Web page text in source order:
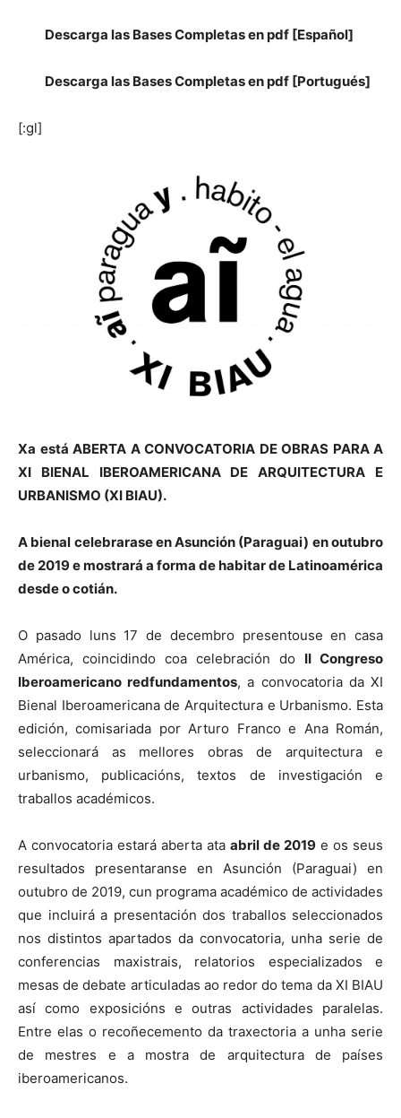
Descarga las Bases Completas en pdf [Español]
Descarga las Bases Completas en pdf [Portugués]
[:gl]
Xa está ABERTA A CONVOCATORIA DE OBRAS PARA A
XI BIENAL IBEROAMERICANA DE ARQUITECTURA E
URBANISMO (XI BIAU).
A bienal celebrarase en Asunción (Paraguai) en outubro
de 2019 e mostrará a forma de habitar de Latinoamérica
desde o cotián.
O pasado luns 17 de decembro presentouse en casa
América, coincidindo coa celebración do II Congreso
Iberoamericano redfundamentos, a convocatoria da XI
Bienal Iberoamericana de Arquitectura e Urbanismo. Esta
edición, comisariada por Arturo Franco e Ana Román,
seleccionará as mellores obras de arquitectura e
urbanismo, publicacións, textos de investigación e
traballos académicos.
A convocatoria estará aberta ata abril de 2019 e os seus
resultados presentaranse en Asunción (Paraguai) en
outubro de 2019, cun programa académico de actividades
que incluirá a presentación dos traballos seleccionados
nos distintos apartados da convocatoria, unha serie de
conferencias maxistrais, relatorios especializados e
mesas de debate articuladas ao redor do tema da XI BIAU
así como exposicións e outras actividades paralelas.
Entre elas o recoñecemento da traxectoria a unha serie
de mestres e a mostra de arquitectura de países
iberoamericanos.